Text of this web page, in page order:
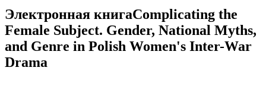
Электронная книгаComplicating the
Female Subject. Gender, National Myths,
and Genre in Polish Women's Inter-War
Drama